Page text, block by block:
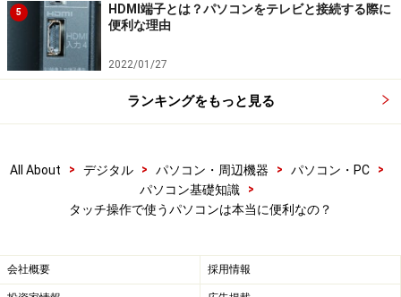
5
HDMI端子とは？パソコンをテレビと接続する際に
便利な理由
2022/01/27
ランキングをもっと見る
All About > デジタル > パソコン・周辺機器 > パソコン・PC
>
パソコン基礎知識
>
タッチ操作で使うパソコンは本当に便利なの？
会社概要 採用情報